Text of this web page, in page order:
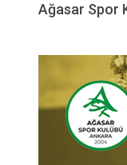
Ağasar Spor